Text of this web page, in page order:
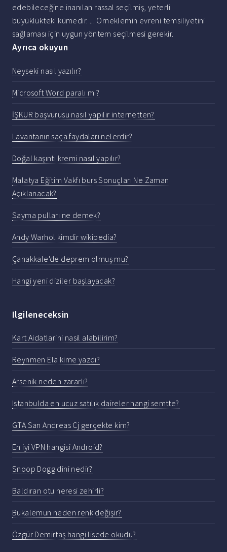
edebileceğine inanılan rassal seçilmiş, yeterli
büyüklükteki kümedir. ... Örneklemin evreni temsiliyetini
sağlaması için uygun yöntem seçilmesi gerekir.
Ayrıca okuyun
Neyseki nasıl yazılır?
Microsoft Word paralı mı?
İŞKUR başvurusu nasıl yapılır internetten?
Lavantanın saça faydaları nelerdir?
Doğal kaşıntı kremi nasıl yapılır?
Malatya Eğitim Vakfı burs Sonuçları Ne Zaman
Açıklanacak?
Sayma pulları ne demek?
Andy Warhol kimdir wikipedia?
Çanakkale'de deprem olmuş mu?
Hangi yeni diziler başlayacak?
Ilgileneceksin
Kart Aidatlarini nasil alabilirim?
Reynmen Ela kime yazdı?
Arsenik neden zararlı?
Istanbulda en ucuz satılık daireler hangi semtte?
GTA San Andreas Cj gerçekte kim?
En iyi VPN hangisi Android?
Snoop Dogg dini nedir?
Baldıran otu neresi zehirli?
Bukalemun neden renk değişir?
Özgür Demirtaş hangi lisede okudu?